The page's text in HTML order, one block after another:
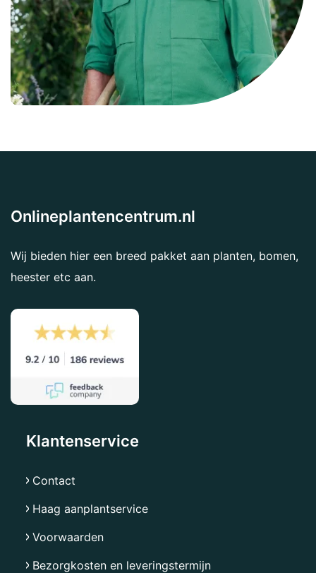
Onlineplantencentrum.nl
Wij bieden hier een breed pakket aan planten, bomen,
heester etc aan.
Klantenservice
Contact
Haag aanplantservice
Voorwaarden
Bezorgkosten en leveringstermijn